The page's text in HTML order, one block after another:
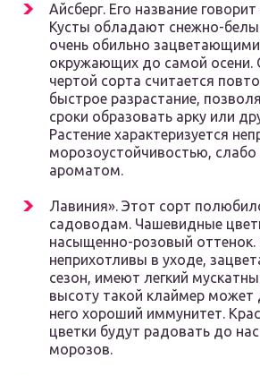
Айсберг. Его название
Кусты обладают снежно-
очень обильно
окружающих до самой осени.
чертой сорта считается
быстрое разрастание,
сроки образовать арку или
Растение характеризуется
морозоустойчивостью,
ароматом.
Лавиния». Этот сорт
садоводам. Чашевидные
насыщенно-розовый оттенок.
неприхотливы в уходе,
сезон, имеют легкий
высоту такой клаймер может
него хороший иммунитет.
цветки будут радовать до
морозов.